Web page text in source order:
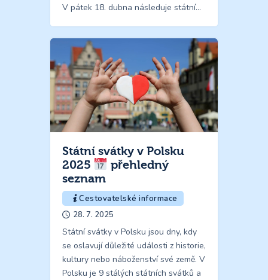
V pátek 18. dubna následuje státní…
Státní svátky v Polsku
2025
přehledný
seznam
Cestovatelské informace
28. 7. 2025
Státní svátky v Polsku jsou dny, kdy
se oslavují důležité události z historie,
kultury nebo náboženství své země. V
Polsku je 9 stálých státních svátků a